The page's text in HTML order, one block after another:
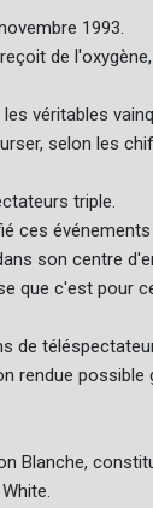
1993.
de
véritables
selon les
triple.
ces
son centre
que c'est pour
de
rendue
Blanche,